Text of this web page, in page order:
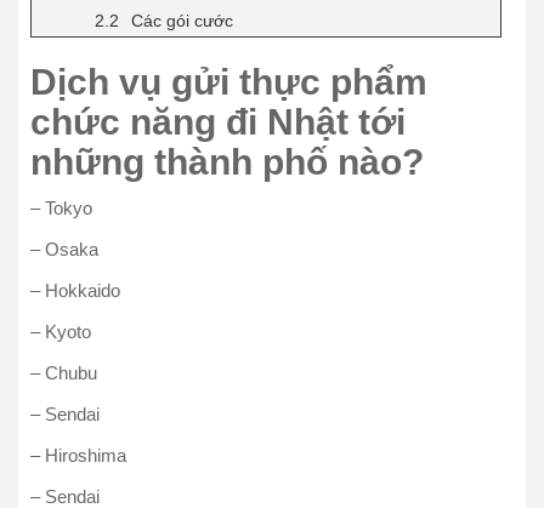
Các gói cước
Dịch vụ gửi thực phẩm
chức năng đi Nhật tới
những thành phố nào?
– Tokyo
– Osaka
– Hokkaido
– Kyoto
– Chubu
– Sendai
– Hiroshima
– Sendai